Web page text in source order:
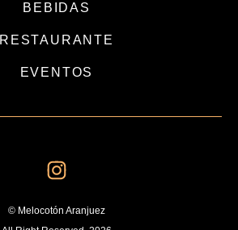
BEBIDAS
RESTAURANTE
EVENTOS
© Melocotón Aranjuez